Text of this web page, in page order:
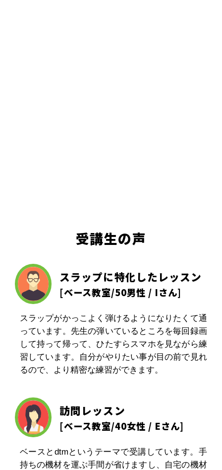
受講生の声
スラップに特化したレッスン
[ベース教室/50男性 / Iさん]
スラップがかっこよく弾けるようになりたくて通
っています。先生の弾いているところを毎回録画
して持って帰って、ひたすらスマホを見ながら練
習しています。自分がやりたい事が目の前で見れ
るので、より精密な練習ができます。
訪問レッスン
[ベース教室/40女性 / Eさん]
ベースとdtmというテーマで受講しています。手
持ちの機材を運ぶ手間が省けますし、自宅の機材